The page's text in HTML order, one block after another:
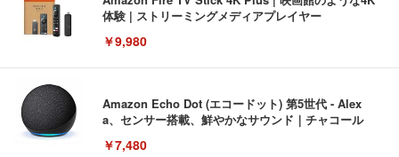
体験 | ストリーミングメディアプレイヤー
￥9,980
Amazon Echo Dot (エコードット) 第5世代 - Alex
a、センサー搭載、鮮やかなサウンド｜チャコール
￥7,480